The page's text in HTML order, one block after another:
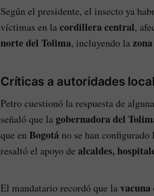
Según el presidente, el insecto ya
víctimas en lacordillera central,
norte del Tolima, incluyendo la
Críticas a autoridades
Petro cuestionó la respuesta de
señaló que la gobernadora del
que en Bogotá no se han
resaltó el apoyo de alcaldes,
El mandatario recordó que la